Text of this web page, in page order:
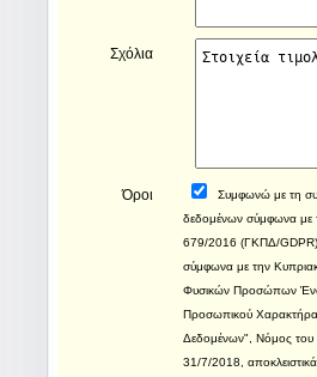
Σχόλια
Όροι
Συμφωνώ με τη
δεδομένων σύμφωνα με
679/2016 (ΓΚΠΔ/GDPR)
σύμφωνα με την
Φυσικών Προσώπων
Προσωπικού Χαρακτήρα
Δεδομένων", Νόμος
31/7/2018,